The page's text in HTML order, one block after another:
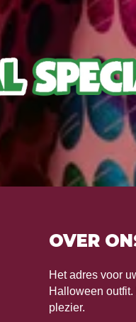
OVER
Het adres voor
Halloween outfit.
plezier.